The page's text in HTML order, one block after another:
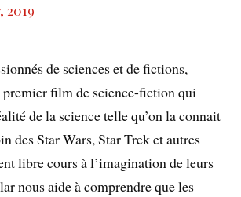
2019
de sciences et de fictions,
premier film de science-fiction qui
de la science telle qu’on la connait
des Star Wars, Star Trek et autres
libre cours à l’imagination de leurs
nous aide à comprendre que les